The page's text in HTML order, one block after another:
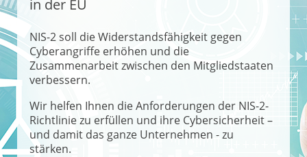
in der EU
NIS-2 soll die Widerstandsfähigkeit gegen
Cyberangriffe erhöhen und die
Zusammenarbeit zwischen den Mitgliedstaaten
verbessern.
Wir helfen Ihnen die Anforderungen der NIS-2-
Richtlinie zu erfüllen und ihre Cybersicherheit –
und damit das ganze Unternehmen - zu
stärken.